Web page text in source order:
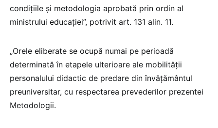
condițiile și metodologia aprobată prin ordin al
ministrului educației”, potrivit art. 131 alin. 11.
„Orele eliberate se ocupă numai pe perioadă
determinată în etapele ulterioare ale mobilităţii
personalului didactic de predare din învăţământul
preuniversitar, cu respectarea prevederilor prezentei
Metodologii.